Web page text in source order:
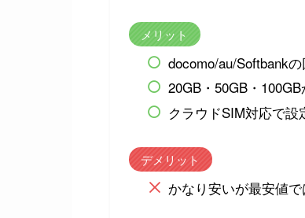
メリット
docomo/au/Softbank
20GB・50GB・
クラウドSIM対応で設
デメリット
かなり安いが最安値